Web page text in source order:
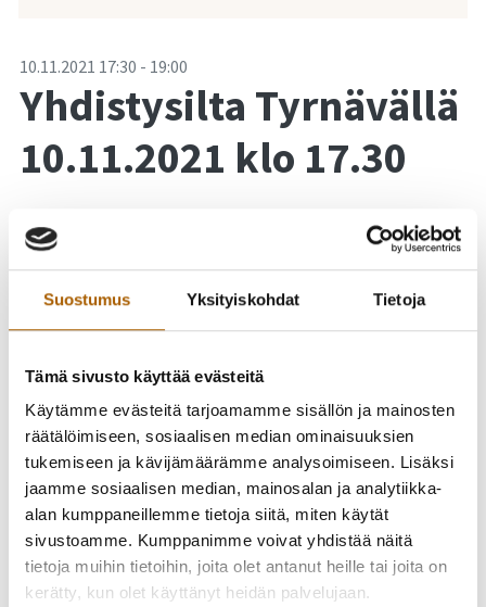
Suostumus Yksityiskohdat Tietoja
Tämä sivusto käyttää evästeitä
Käytämme evästeitä tarjoamamme sisällön ja mainosten
räätälöimiseen, sosiaalisen median ominaisuuksien
tukemiseen ja kävijämäärämme analysoimiseen. Lisäksi
jaamme sosiaalisen median, mainosalan ja analytiikka-
alan kumppaneillemme tietoja siitä, miten käytät
sivustoamme. Kumppanimme voivat yhdistää näitä
tietoja muihin tietoihin, joita olet antanut heille tai joita on
kerätty, kun olet käyttänyt heidän palvelujaan.
-10.11.2021 17:30 - 19:00
Yhdistysilta Tyrnävällä
10.11.2021 klo 17.30
Tyrnävän kunta kutsuu yhdistystoimijat mukaan laajan
hyvinvointikertomuksen valmisteluun vuosille 2022-2025. Tule
keskeisiin painopistealueisiin ja teemoihin! Tilaisuudessa